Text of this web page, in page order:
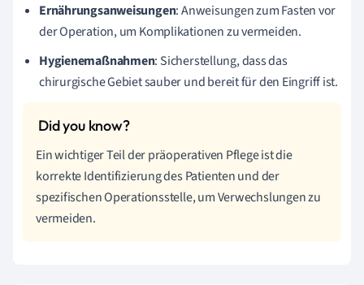
Ernährungsanweisungen: Anweisungen zum Fasten vor
der Operation, um Komplikationen zu vermeiden.
Hygienemaßnahmen: Sicherstellung, dass das
chirurgische Gebiet sauber und bereit für den Eingriff ist.
Ein wichtiger Teil der präoperativen Pflege ist die
korrekte Identifizierung des Patienten und der
spezifischen Operationsstelle, um Verwechslungen zu
vermeiden.